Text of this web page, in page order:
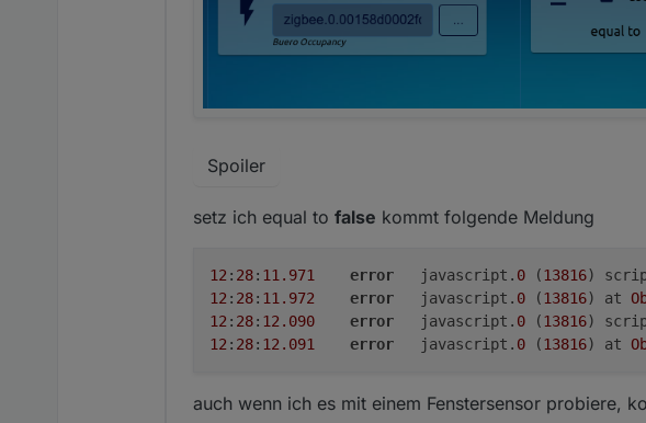
Spoiler
setz ich equal to false kommt folgende Meldung
12 : 28: 11.971 error
	javascript.
0 (13816)
12 : 28: 11.972 error
	javascript.
0 (13816) at
12 : 28: 12.090 error
	javascript.
0 (13816)
12 : 28: 12.091 error
	javascript.
0 (13816) at
auch wenn ich es mit einem Fenstersensor probiere,